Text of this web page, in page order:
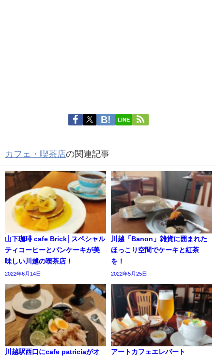
LINE
カフェ・喫茶店の関連記事
山下珈琲 cafe Brick│スペシャル
ティコーヒーとパンケーキが美
味しい川越の喫茶店！
2022年6月14日
川越「Banon」雑貨に囲まれた
ほっこり空間でケーキと紅茶
を！
2022年5月25日
川越駅西口にcafe patriciaがオ
アートカフェエレバート